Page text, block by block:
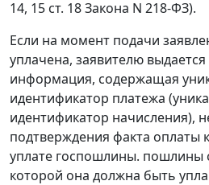
14, 15 ст. 18 Закона N 218-ФЗ).
Если на момент подачи
уплачена, заявителю
информация, содержащая
идентификатор платежа
идентификатор начисления),
подтверждения факта оплаты
уплате госпошлины. пошлины
которой она должна быть